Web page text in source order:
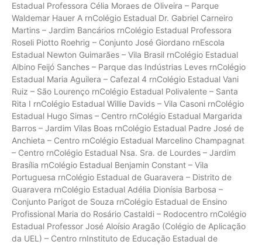
Estadual Professora Célia Moraes de Oliveira – Parque
Waldemar Hauer A rnColégio Estadual Dr. Gabriel Carneiro
Martins – Jardim Bancários rnColégio Estadual Professora
Roseli Piotto Roehrig – Conjunto José Giordano rnEscola
Estadual Newton Guimarães – Vila Brasil rnColégio Estadual
Albino Feijó Sanches – Parque das Indústrias Leves rnColégio
Estadual Maria Aguilera – Cafezal 4 rnColégio Estadual Vani
Ruiz – São Lourenço rnColégio Estadual Polivalente – Santa
Rita I rnColégio Estadual Willie Davids – Vila Casoni rnColégio
Estadual Hugo Simas – Centro rnColégio Estadual Margarida
Barros – Jardim Vilas Boas rnColégio Estadual Padre José de
Anchieta – Centro rnColégio Estadual Marcelino Champagnat
– Centro rnColégio Estadual Nsa. Sra. de Lourdes – Jardim
Brasília rnColégio Estadual Benjamin Constant – Vila
Portuguesa rnColégio Estadual de Guaravera – Distrito de
Guaravera rnColégio Estadual Adélia Dionísia Barbosa –
Conjunto Parigot de Souza rnColégio Estadual de Ensino
Profissional Maria do Rosário Castaldi – Rodocentro rnColégio
Estadual Professor José Aloísio Aragão (Colégio de Aplicação
da UEL) – Centro rnInstituto de Educação Estadual de